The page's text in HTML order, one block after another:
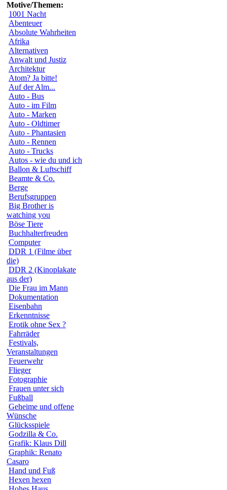
Motive/Themen:
1001 Nacht
Abenteuer
Absolute Wahrheiten
Afrika
Alternativen
Anwalt und Justiz
Architektur
Atom? Ja bitte!
Auf der Alm...
Auto - Bus
Auto - im Film
Auto - Marken
Auto - Oldtimer
Auto - Phantasien
Auto - Rennen
Auto - Trucks
Autos - wie du und ich
Ballon & Luftschiff
Beamte & Co.
Berge
Berufsgruppen
Big Brother is
watching you
Böse Tiere
Buchhalterfreuden
Computer
DDR 1 (Filme über
die)
DDR 2 (Kinoplakate
aus der)
Die Frau im Mann
Dokumentation
Eisenbahn
Erkenntnisse
Erotik ohne Sex ?
Fahrräder
Festivals,
Veranstaltungen
Feuerwehr
Flieger
Fotographie
Frauen unter sich
Fußball
Geheime und offene
Wünsche
Glücksspiele
Godzilla & Co.
Grafik: Klaus Dill
Graphik: Renato
Casaro
Hand und Fuß
Hexen hexen